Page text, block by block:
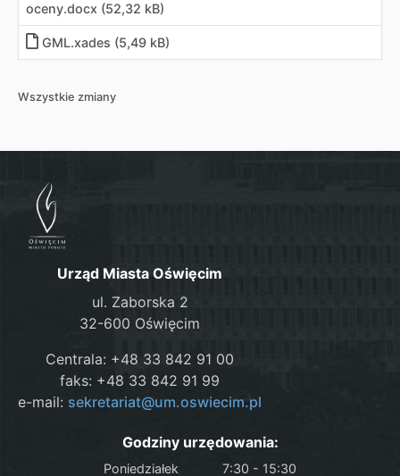
oceny.docx (52,32 kB)
GML.xades (5,49 kB)
Wszystkie zmiany
Urząd Miasta Oświęcim
ul. Zaborska 2
32-600 Oświęcim
Centrala: +48 33 842 91 00
faks: +48 33 842 91 99
e-mail: sekretariat@um.oswiecim.pl
Godziny urzędowania:
Poniedziałek 7:30 - 15:30